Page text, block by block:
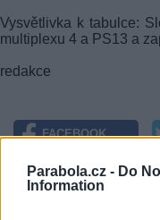
Parabola.cz - Do
Information
Vysvětlivka k tabulce:
multiplexu 4 a PS13 a
redakce
FACEBOOK
Přečtěte si také